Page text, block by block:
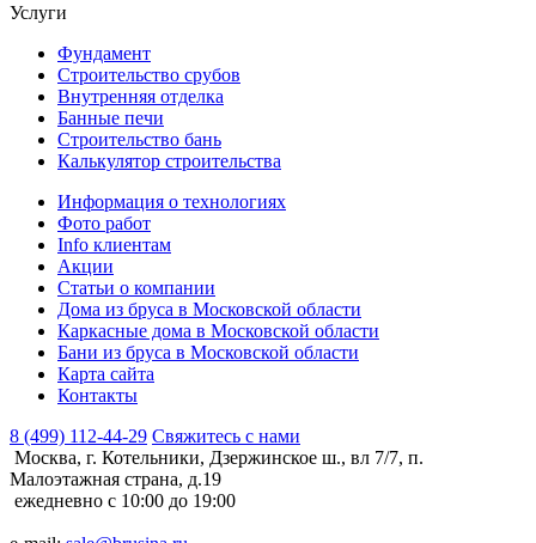
Услуги
Фундамент
Строительство срубов
Внутренняя отделка
Банные печи
Строительство бань
Калькулятор строительства
Информация о технологиях
Фото работ
Info клиентам
Акции
Статьи о компании
Дома из бруса в Московской области
Каркасные дома в Московской области
Бани из бруса в Московской области
Карта сайта
Контакты
8 (499) 112-44-29 Свяжитесь с нами
Москва, г. Котельники, Дзержинское ш., вл 7/7, п.
Малоэтажная страна, д.19
ежедневно с 10:00 до 19:00